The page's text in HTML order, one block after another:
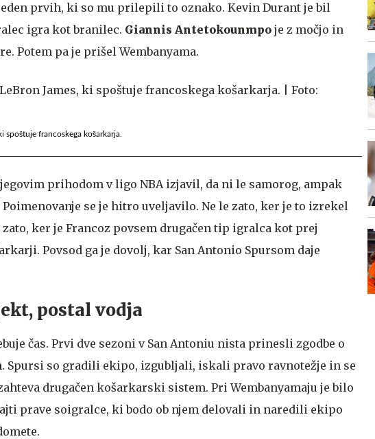
prvih, ki so mu prilepili to oznako. Kevin Durant je bil
igra kot branilec. Giannis Antetokounmpo je z močjo in
Potem pa je prišel Wembanyama.
spoštuje francoskega košarkarja.
prihodom v ligo NBA izjavil, da ni le samorog, ampak
Poimenovanje se je hitro uveljavilo. Ne le zato, ker je to izrekel
ker je Francoz povsem drugačen tip igralca kot prej
Povsod ga je dovolj, kar San Antonio Spursom daje
postal vodja
čas. Prvi dve sezoni v San Antoniu nista prinesli zgodbe o
Spursi so gradili ekipo, izgubljali, iskali pravo ravnotežje in se
drugačen košarkarski sistem. Pri Wembanyamaju je bilo
prave soigralce, ki bodo ob njem delovali in naredili ekipo